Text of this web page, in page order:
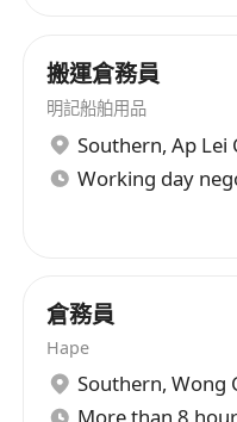
搬運倉務員
明記船舶用品
Southern, Ap Lei
Working day
倉務員
Hape
Southern, Wong